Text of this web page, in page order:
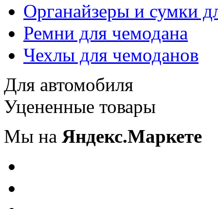
Органайзеры и сумки
Ремни для чемодана
Чехлы для чемоданов
Для автомобиля
Уцененные товары
Мы на Яндекс.Маркете